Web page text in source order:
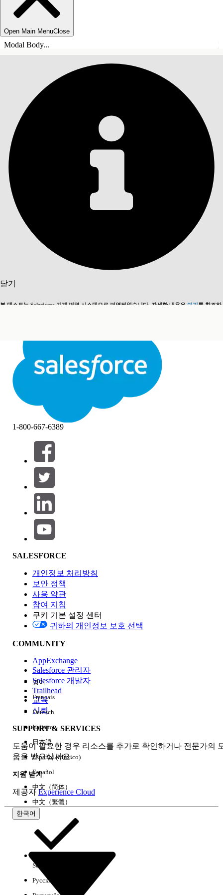
Open Main MenuClose
Modal Body...
닫기
본 텍스트는 Salesforce 기계 번역 시스템으로 번역되었습니다. 자세한 내용은 여기를 참조하
닫기닫기
목차
필터 기준 (0)
필터 선택
제품 영역
기능 영향
Edition
경험
1-800-667-6389
SALESFORCE
개인정보 처리방침
보안 정책
사용 약관
참여 지침
쿠키 기본 설정 센터
귀하의 개인정보 보호 선택
COMMUNITY
AppExchange
Salesforce 관리자
Salesforce 개발자
Trailhead
교육
신뢰
SUPPORT & SERVICES
도움이 필요한 경우 리소스를 추가로 확인하거나 전문가의
움을 받으십시오.
지원 받기
제공자 Experience Cloud
한국어
영어
Français
Deutsch
Italiano
日本語
Español (México)
Español
中文（简体）
中文（繁體）
Select Org
Русский